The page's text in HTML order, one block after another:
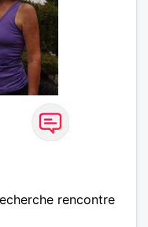
rencontre